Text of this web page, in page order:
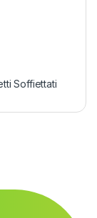
Soffiettati